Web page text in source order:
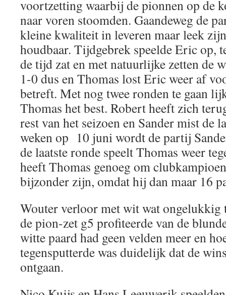
voortzetting waarbij de pionnen op de
naar voren stoomden. Gaandeweg de
kleine kwaliteit in leveren maar leek
houdbaar. Tijdgebrek speelde Eric
de tijd zat en met natuurlijke zetten de
1-0 dus en Thomas lost Eric weer af
betreft. Met nog twee ronden te gaan
Thomas het best. Robert heeft zich
rest van het seizoen en Sander mist de
weken op 10 juni wordt de partij
de laatste ronde speelt Thomas weer
heeft Thomas genoeg om
bijzonder zijn, omdat hij dan maar 16
Wouter verloor met wit wat ongelukkig
de pion-zet g5 profiteerde van de
witte paard had geen velden meer en
tegensputterde was duidelijk dat de
ontgaan.